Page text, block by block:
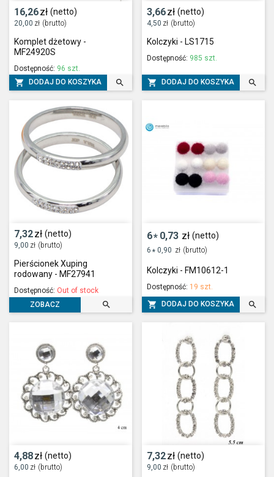
16,26zł (netto)
20,00 zł (brutto)
Komplet dżetowy -
MF24920S
Dostępność: 96 szt.
 DODAJ DO KOSZYKA 
3,66zł (netto)
4,50 zł (brutto)
Kolczyki - LS1715
Dostępność: 985 szt.
 DODAJ DO KOSZYKA 
7,32zł (netto)
9,00 zł (brutto)
Pierścionek Xuping
rodowany - MF27941
Dostępność: Out of stock
ZOBACZ

6* 0,73 zł (netto)
6 * 0,90 zł (brutto)
Kolczyki - FM10612-1
Dostępność: 19 szt.
 DODAJ DO KOSZYKA 
4,88zł (netto)
6,00 zł (brutto)
7,32zł (netto)
9,00 zł (brutto)